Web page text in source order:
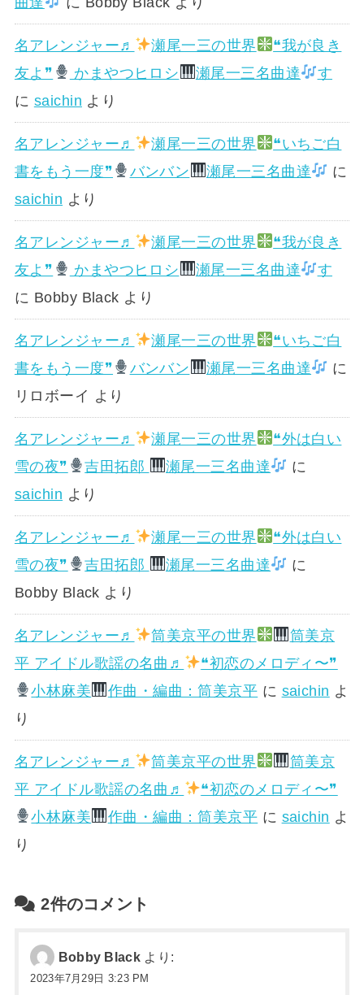
名アレンジャー♬ 瀬尾一三の世界
❝我が良き
友よ❞
かまやつヒロシ 瀬尾一三名曲達
す
に saichin より
名アレンジャー♬ 瀬尾一三の世界
❝いちご白
書をもう一度❞
バンバン 瀬尾一三名曲達
に
saichin より
名アレンジャー♬ 瀬尾一三の世界
❝我が良き
友よ❞
かまやつヒロシ 瀬尾一三名曲達
す
に Bobby Black より
名アレンジャー♬ 瀬尾一三の世界
❝いちご白
書をもう一度❞
バンバン 瀬尾一三名曲達
に
リロボーイ より
名アレンジャー♬ 瀬尾一三の世界
❝外は白い
雪の夜❞
吉田拓郎 瀬尾一三名曲達
に
saichin より
名アレンジャー♬ 瀬尾一三の世界
❝外は白い
雪の夜❞
吉田拓郎 瀬尾一三名曲達
に
Bobby Black より
名アレンジャー♬ 筒美京平の世界
筒美京
平 アイドル歌謡の名曲♬
❝初恋のメロディ〜❞
小林麻美
作曲・編曲：筒美京平 に saichin よ
り
名アレンジャー♬ 筒美京平の世界
筒美京
平 アイドル歌謡の名曲♬
❝初恋のメロディ〜❞
小林麻美
作曲・編曲：筒美京平 に saichin よ
り
2件のコメント
Bobby Black より:
2023年7月29日 3:23 PM